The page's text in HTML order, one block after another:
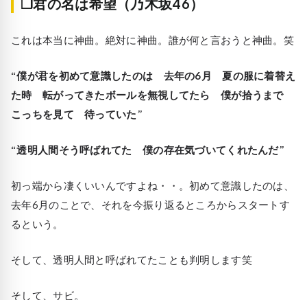
これは本当に神曲。絶対に神曲。誰が何と言おうと神曲。笑
“僕が君を初めて意識したのは 去年の6月 夏の服に着替え
た時 転がってきたボールを無視してたら 僕が拾うまで
こっちを見て 待っていた”
“透明人間そう呼ばれてた 僕の存在気づいてくれたんだ”
初っ端から凄くいいんですよね・・。初めて意識したのは、
去年6月のことで、それを今振り返るところからスタートす
るという。
そして、透明人間と呼ばれてたことも判明します笑
そして、サビ。